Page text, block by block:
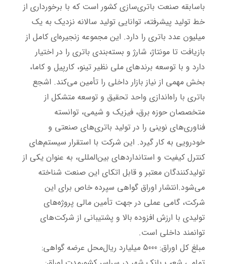
باسابقه صنعت باتری‌سازی کشور است که با برخورداری از
خط تولید پیشرفته، توانایی تولید سالانه نزدیک به یک
میلیون عدد باتری را دارد. این مجموعه زنجیره‌ای کامل از
بازیافت تا مونتاژ، شارژ و بسته‌بندی باتری را در اختیار
دارد و با توسعه برندهای ملی نظیر تینو، کارپیل و کاما،
بخش مهمی از نیاز بازار داخلی را تأمین می‌کند. اشجع
باتری با راه‌اندازی واحد تحقیق و توسعه متشکل از
متخصصان حوزه برق، فیزیک و شیمی، توانسته
فناوری‌های نوینی را در تولید باتری‌های صنعتی و
خودرویی به کار گیرد. این شرکت با استقرار سیستم‌های
کنترل کیفیت و استانداردهای بین‌المللی، به عنوان یکی از
تولیدکنندگان معتبر و قابل اتکای این صنعت شناخته
می‌شود.انتشار اوراق گواهی سپرده خاص برای این
شرکت، گامی عملی در جهت تأمین مالی پروژه‌های
تولیدی با ارزش افزوده بالا و پشتیبانی از شرکت‌های
توانمند داخلی است.
مبلغ کل اوراق: 5000 میلیارد ریال
محل عرضه گواهی: